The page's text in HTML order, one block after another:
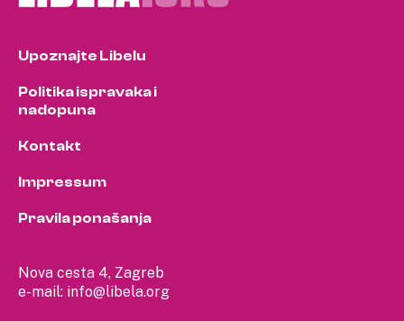
Nova cesta 4, Zagreb
e-mail: info@libela.org
Upoznajte Libelu
Politika ispravaka i
nadopuna
Kontakt
Impressum
Pravila ponašanja